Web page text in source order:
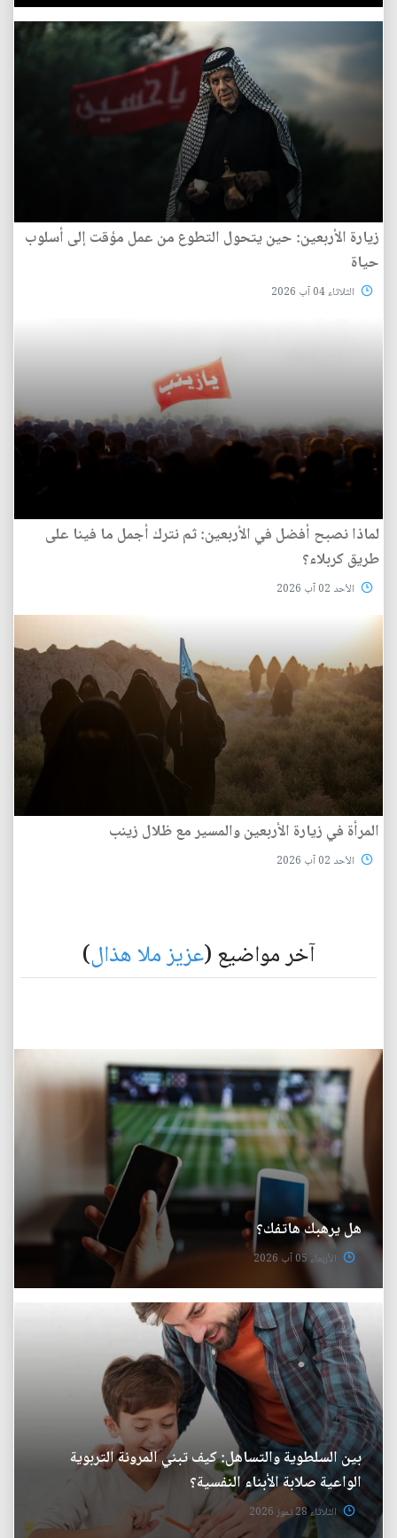
زيارة الأربعين: حين يتحول التطوع من عمل مؤقت إلى أسلوب
حياة
الثلاثاء 04 آب 2026
لماذا نصبح أفضل في الأربعين: ثم نترك أجمل ما فينا على
طريق كربلاء؟
الأحد 02 آب 2026
المرأة في زيارة الأربعين والمسير مع ظلال زينب
الأحد 02 آب 2026
آخر مواضيع (عزيز ملا هذال)
هل يرهبك هاتفك؟
الأربعاء 05 آب 2026
بين السلطوية والتساهل: كيف تبني المرونة التربوية
الواعية صلابة الأبناء النفسية؟
الثلاثاء 28 تموز 2026